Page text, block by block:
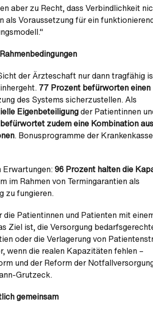
aber zu Recht, dass Verbindlichkeit
Voraussetzung für ein
der Ärzteschaft nur dann tragfähig
77 Prozent befürworten einen
des Systems sicherzustellen. Als
Eigenbeteiligungder Patientinnen
zudem eine Kombination aus
. Bonusprogramme der
Erwartungen:96 Prozent halten die
im Rahmen von Termingarantien als
zu fungieren.
Patientinnen und Patienten mit
Ziel ist, die Versorgung
oder die Verlagerung von
wenn die realen Kapazitäten fehlen –
und der Reform der
Grutzeck.
gemeinsam